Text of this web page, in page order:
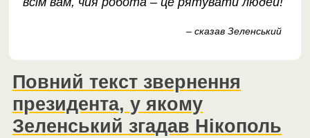
– сказав Зеленський
Повний текст звернення
президента, у якому
Зеленський згадав Нікополь